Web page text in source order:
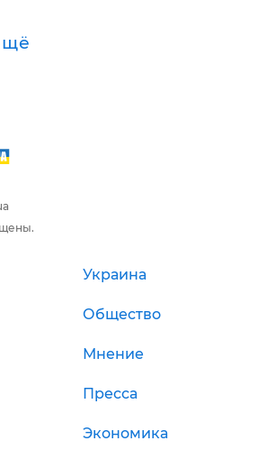
Украина
Общество
Мнение
Пресса
Экономика